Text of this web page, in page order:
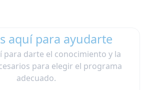
aquí para ayudarte
para darte el conocimiento y la
para elegir el programa
adecuado.